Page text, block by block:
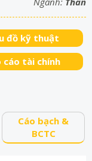
đồ kỹ thuật
cáo tài chính
Cáo bạch &
BCTC